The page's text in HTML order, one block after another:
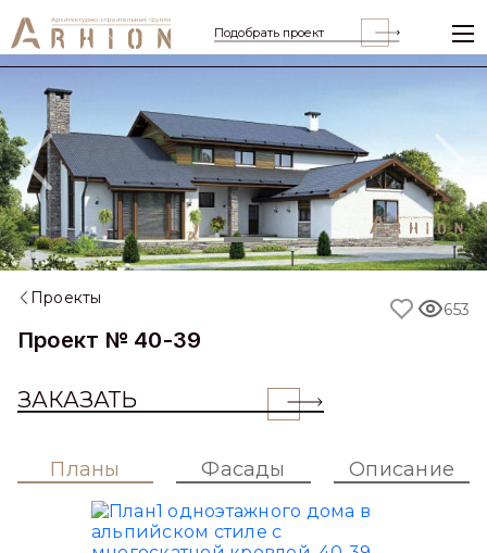
Подобрать проект
Previous
Проекты
Проект № 40-39
ЗАКАЗАТЬ
653
Планы Фасады Описание